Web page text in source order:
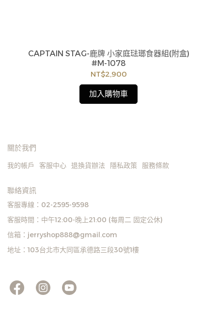
CAPTAIN STAG-鹿牌 小家庭琺瑯食器組(附盒)
#M-1078
NT$2,900
加入購物車
關於我們
我的帳戶 客服中心 退換貨辦法 隱私政策 服務條款
聯絡資訊
客服專線：02-2595-9598
客服時間：中午12:00-晚上21:00 (每周二 固定公休)
信箱：jerryshop888@gmail.com
地址：103台北市大同區承德路三段30號1樓